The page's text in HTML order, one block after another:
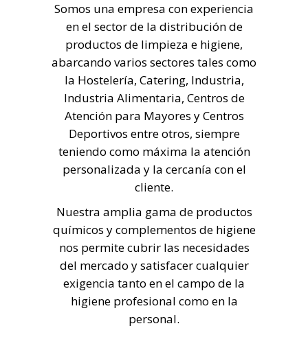
Somos una empresa con experiencia
en el sector de la distribución de
productos de limpieza e higiene,
abarcando varios sectores tales como
la Hostelería, Catering, Industria,
Industria Alimentaria, Centros de
Atención para Mayores y Centros
Deportivos entre otros, siempre
teniendo como máxima la atención
personalizada y la cercanía con el
cliente.
Nuestra amplia gama de productos
químicos y complementos de higiene
nos permite cubrir las necesidades
del mercado y satisfacer cualquier
exigencia tanto en el campo de la
higiene profesional como en la
personal.